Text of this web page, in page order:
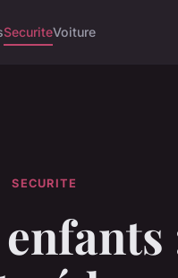
SecuriteVoiture
SECURITE